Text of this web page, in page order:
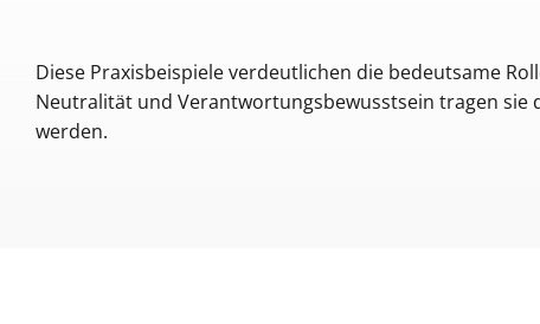
Diese Praxisbeispiele verdeutlichen die bedeutsame
Neutralität und Verantwortungsbewusstsein tragen sie
werden.